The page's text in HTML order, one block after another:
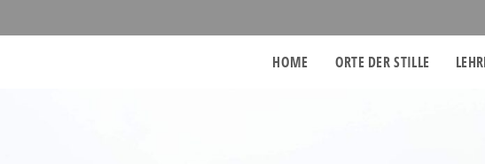
HOME ORTE DER STILLE